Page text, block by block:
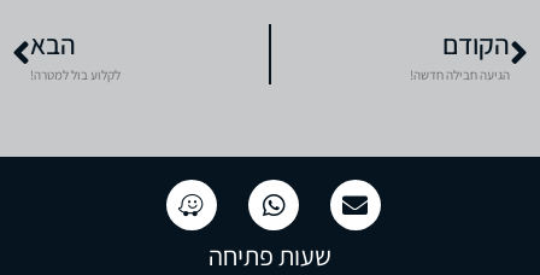
הקודם
הגיעה חבילה חדשה!
הבא
לקלוע בול למטרה!
שעות פתיחה